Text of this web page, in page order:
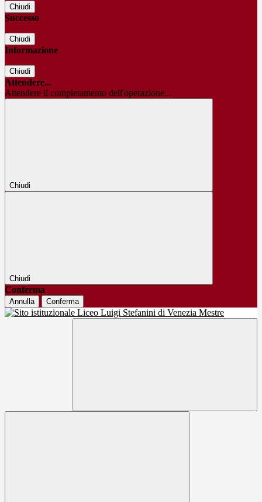
Chiudi
Successo
Chiudi
Informazione
Chiudi
Attendere...
Attendere il completamento dell'operazione...
Chiudi
Chiudi
Conferma
Annulla Conferma